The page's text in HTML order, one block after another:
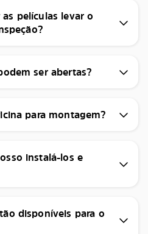
películas levar o
ser abertas?
para montagem?
instalá-los e
disponíveis para o